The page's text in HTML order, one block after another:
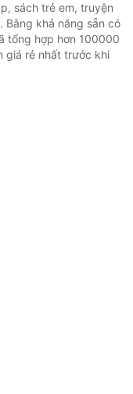
sách trẻ em, truyện
Bằng khả năng sẵn có
tổng hợp hơn 100000
giá rẻ nhất trước khi